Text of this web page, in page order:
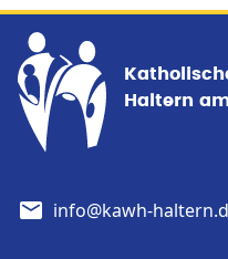
Haltern
info@kawh-